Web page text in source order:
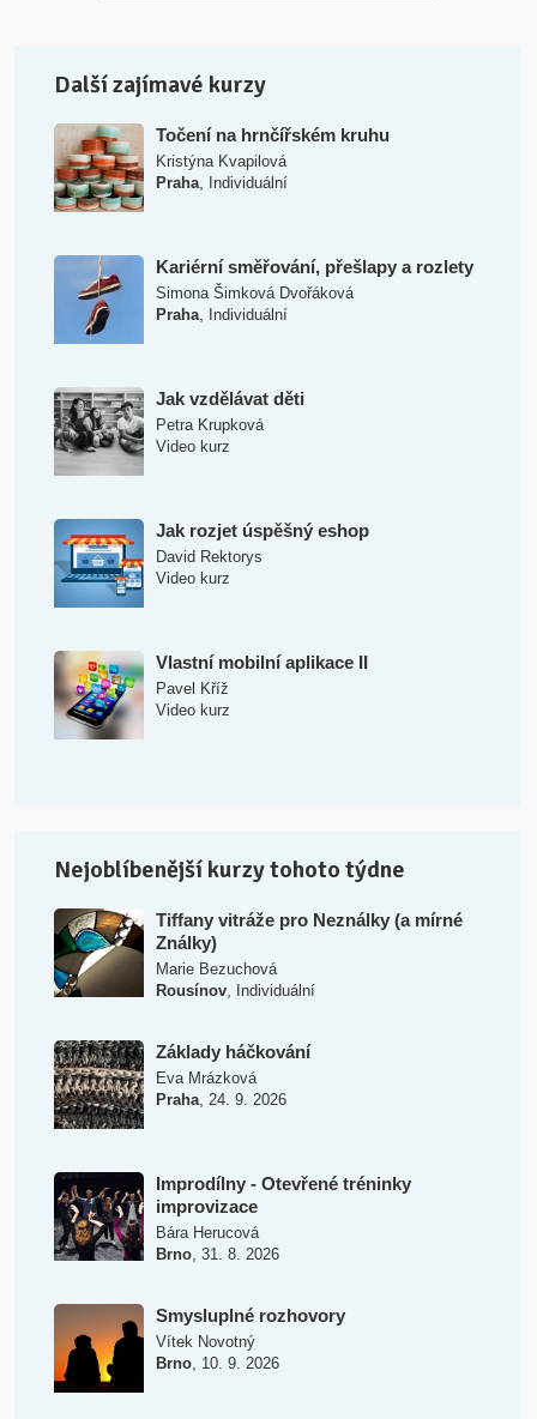
Další zajímavé kurzy
Točení na hrnčířském kruhu
Kristýna Kvapilová
Praha, Individuální
Kariérní směřování, přešlapy a rozlety
Simona Šimková Dvořáková
Praha, Individuální
Jak vzdělávat děti
Petra Krupková
Video kurz
Jak rozjet úspěšný eshop
David Rektorys
Video kurz
Vlastní mobilní aplikace II
Pavel Kříž
Video kurz
Nejoblíbenější kurzy tohoto týdne
Tiffany vitráže pro Neználky (a mírné
Ználky)
Marie Bezuchová
Rousínov, Individuální
Základy háčkování
Eva Mrázková
Praha, 24. 9. 2026
Improdílny - Otevřené tréninky
improvizace
Bára Herucová
Brno, 31. 8. 2026
Smysluplné rozhovory
Vítek Novotný
Brno, 10. 9. 2026